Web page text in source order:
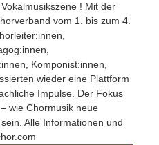
! Mit der
vom 1. bis zum 4.
Komponist:innen,
wieder eine Plattform
Impulse. Der Fokus
wie Chormusik neue
Alle Informationen und